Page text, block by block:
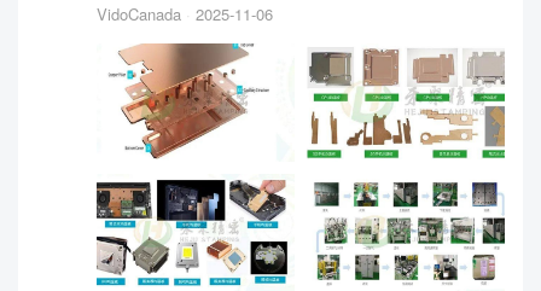
VidoCanada
2025-11-06